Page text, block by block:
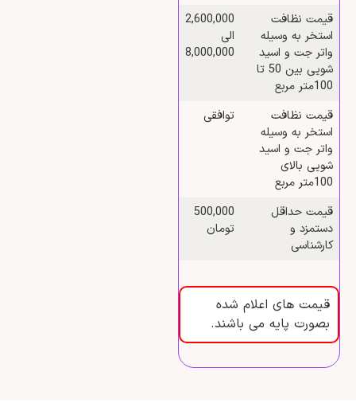
قیمت نظافت
استخر به وسیله
واتر جت و اسید
شویی بین 50 تا
100متر مربع
2,600,000
الی
8,000,000
قیمت نظافت
استخر به وسیله
واتر جت و اسید
شویی بالای
100متر مربع
توافقی
قیمت حداقل
دستمزد و
کارشناسی
500,000
تومان
قیمت های اعلام شده
بصورت پایه می باشند.